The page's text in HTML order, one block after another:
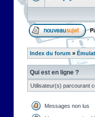
Index du forum »
Qui est en ligne ?
Utilisateur(s) parcourant
Messages non lus